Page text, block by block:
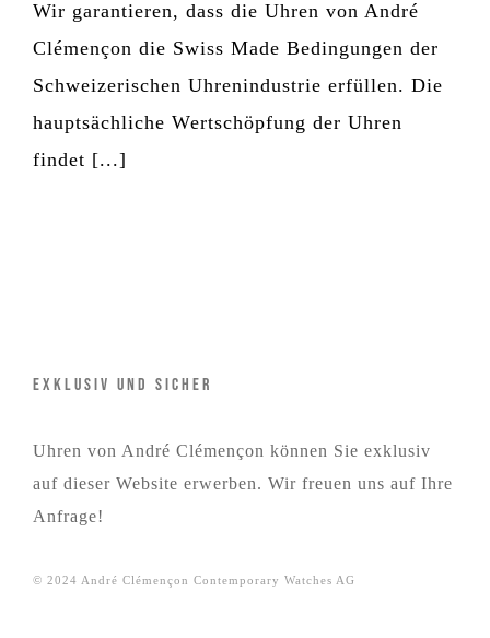
Wir garantieren, dass die Uhren von André
Clémençon die Swiss Made Bedingungen der
Schweizerischen Uhrenindustrie erfüllen. Die
hauptsächliche Wertschöpfung der Uhren
findet [...]
Exklusiv und Sicher
Uhren von André Clémençon können Sie exklusiv
auf dieser Website erwerben. Wir freuen uns auf Ihre
Anfrage!
© 2024 André Clémençon Contemporary Watches AG